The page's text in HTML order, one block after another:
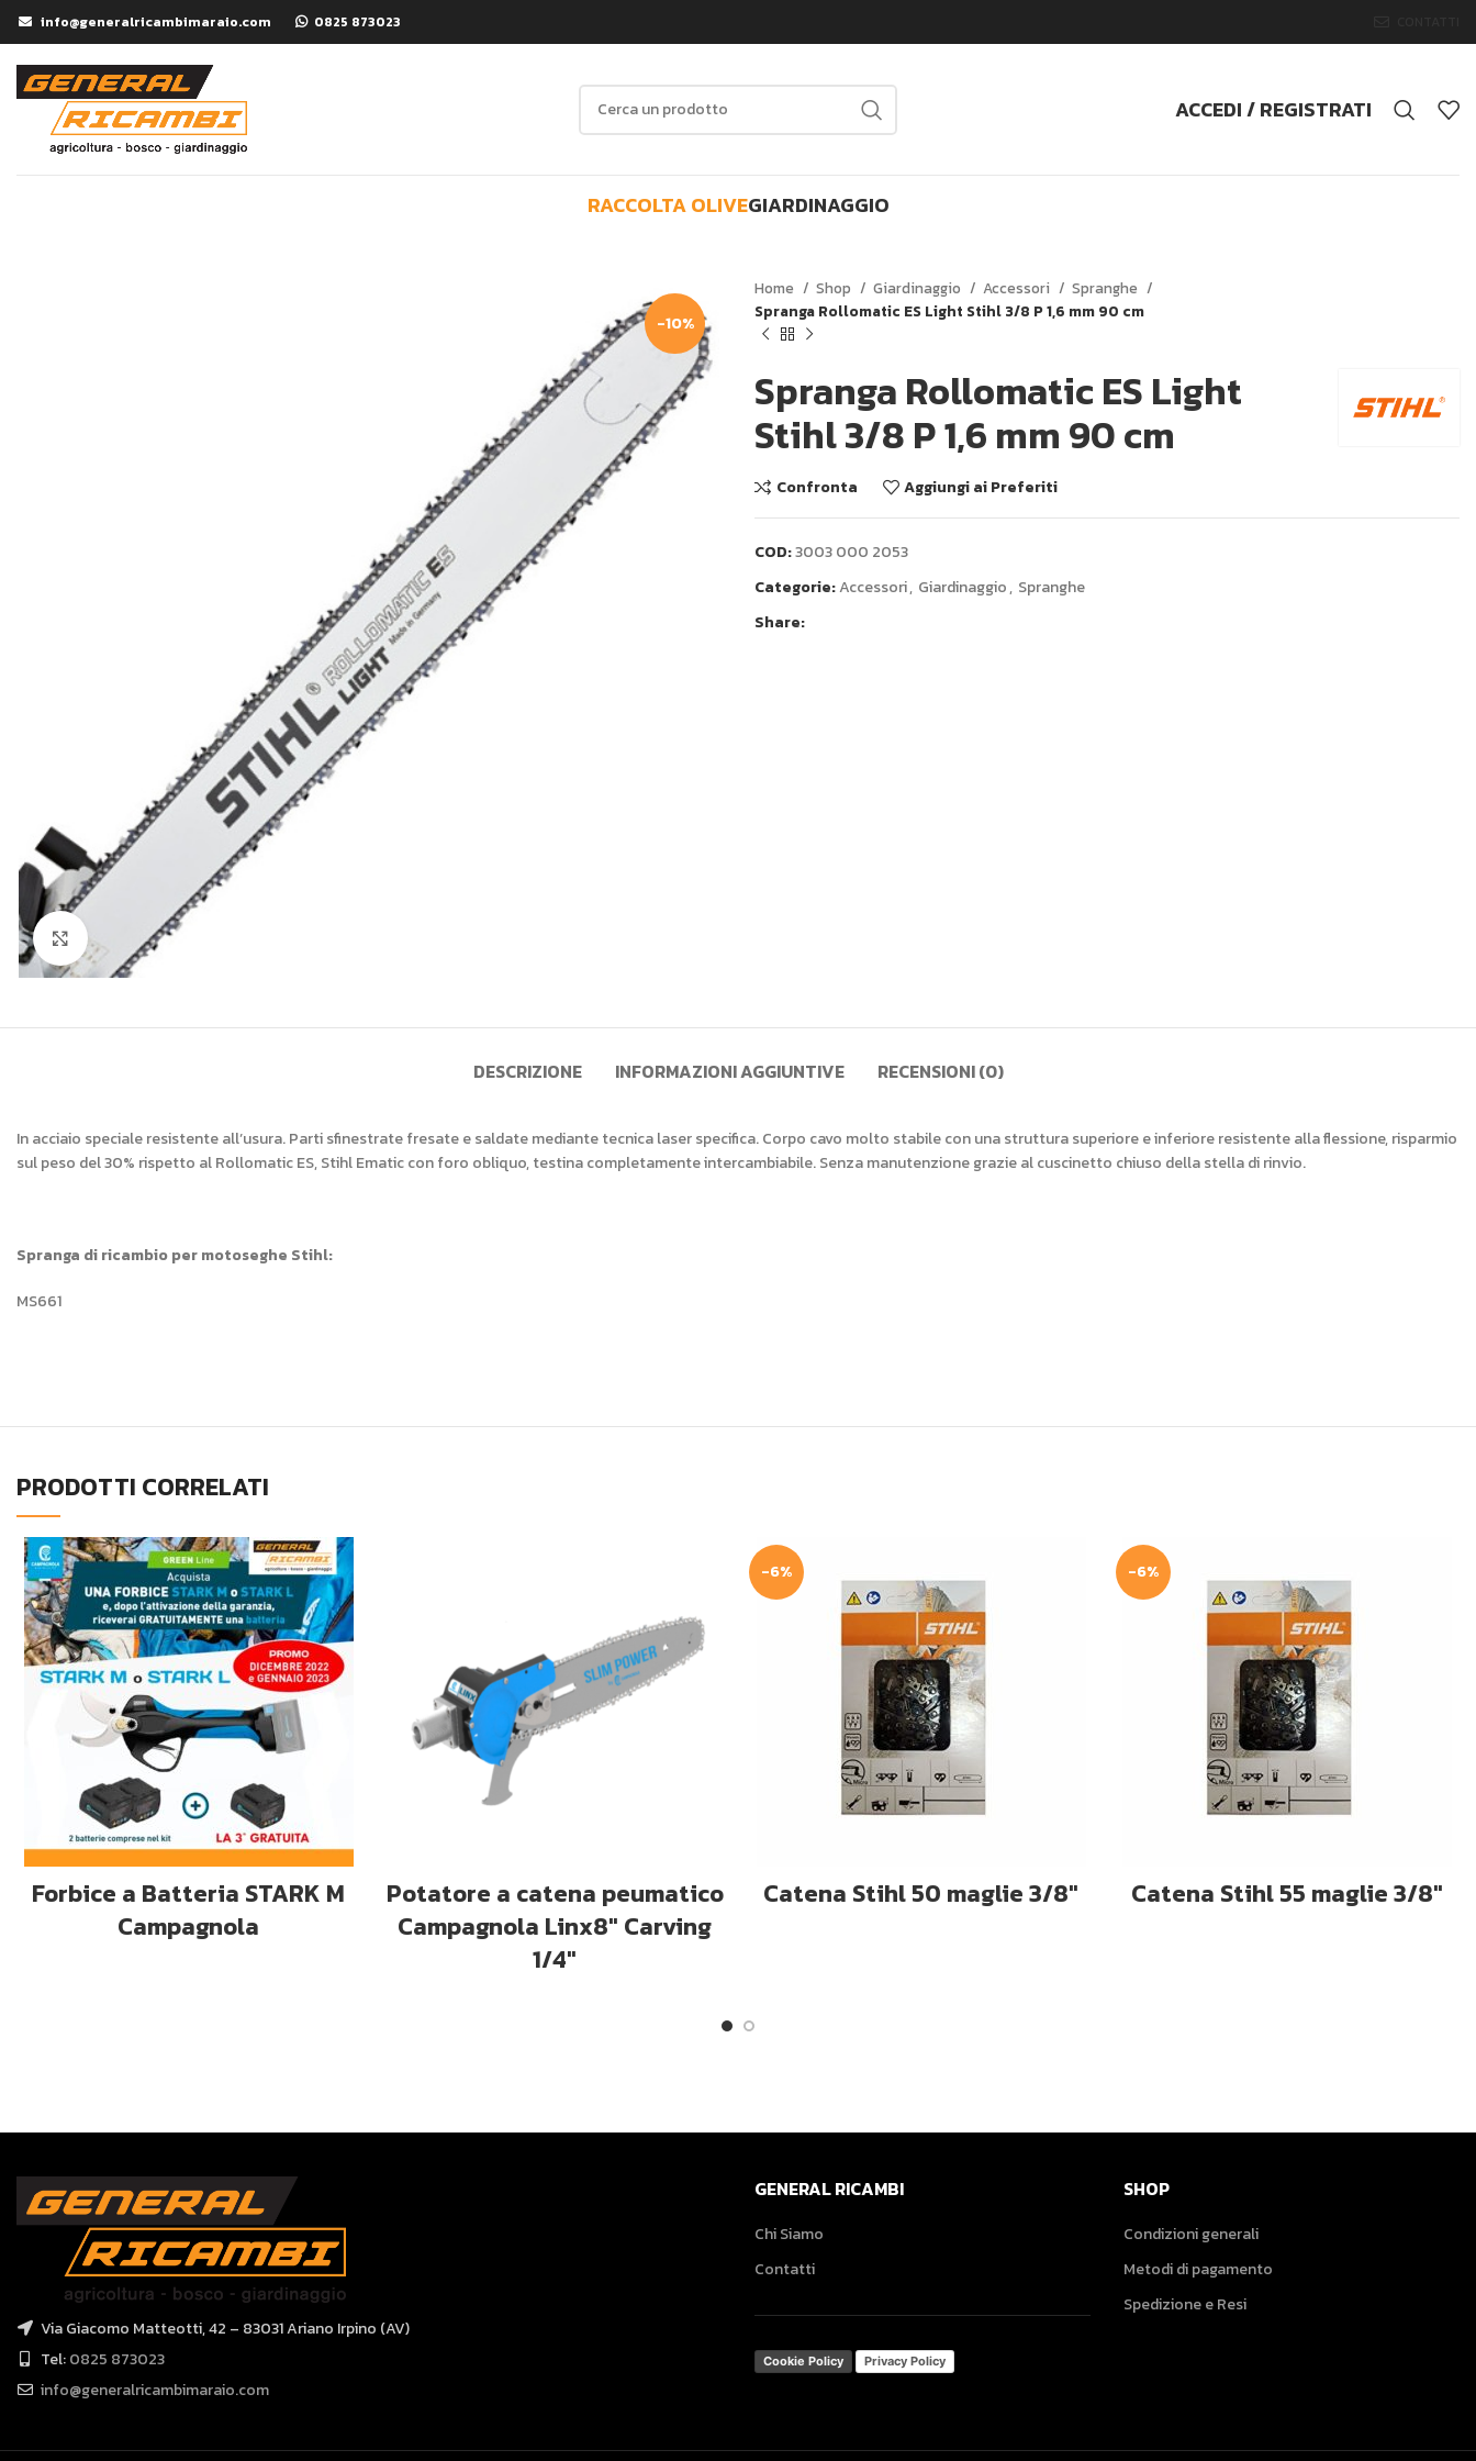
info@generalricambimaraio.com 0825 873023
ACCEDI / REGISTRATI
RACCOLTA OLIVEGIARDINAGGIO
-10%
Click to enlarge
Home Shop Giardinaggio Accessori
Spranghe
Spranga Rollomatic ES Light Stihl 3/8 P 1,6 mm 90 cm
Spranga Rollomatic ES Light
Stihl 3/8 P 1,6 mm 90 cm
Confronta Aggiungi ai Preferiti
COD:3003 000 2053
Categorie:Accessori, Giardinaggio, Spranghe
Share:
DESCRIZIONE INFORMAZIONI AGGIUNTIVE RECENSIONI (0)
In acciaio speciale resistente all’usura. Parti sfinestrate fresate e saldate mediante tecnica laser specifica. Corpo cavo molto stabile con una struttura superiore e inferiore resistente alla flessione, risparmio
sul peso del 30% rispetto al Rollomatic ES, Stihl Ematic con foro obliquo, testina completamente intercambiabile. Senza manutenzione grazie al cuscinetto chiuso della stella di rinvio.
Spranga di ricambio per motoseghe Stihl:
MS661
PRODOTTI CORRELATI
Forbice a Batteria STARK M
Campagnola
Potatore a catena peumatico
Campagnola Linx8″ Carving
1/4″
-6%
Catena Stihl 50 maglie 3/8″
-6%
Catena Stihl 55 maglie 3/8″
Via Giacomo Matteotti, 42 – 83031 Ariano Irpino (AV)
Tel:0825 873023
info@generalricambimaraio.com
GENERAL RICAMBI
Chi Siamo
Contatti
Cookie Policy Privacy Policy
SHOP
Condizioni generali
Metodi di pagamento
Spedizione e Resi